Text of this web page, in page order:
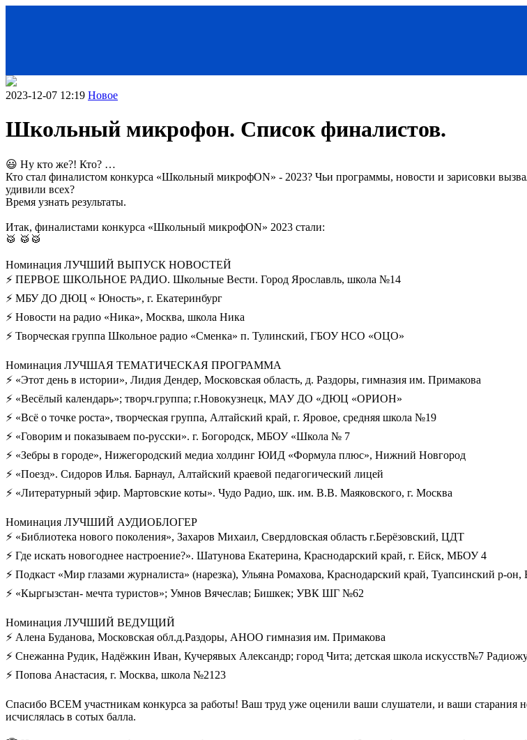
< Назад
2023-12-07 12:19 Новое
Школьный микрофон. Список финалистов.
😃 Ну кто же?! Кто? …
Кто стал финалистом конкурса «Школьный микрофON» - 2023? Чьи программы, новости и зарисовки
удивили всех?
Время узнать результаты.
Итак, финалистами конкурса «Школьный микрофON» 2023 стали:
🥁 🥁🥁
Номинация ЛУЧШИЙ ВЫПУСК НОВОСТЕЙ
⚡ ПЕРВОЕ ШКОЛЬНОЕ РАДИО. Школьные Вести. Город Ярославль, школа №14
⚡ МБУ ДО ДЮЦ « Юность», г. Екатеринбург
⚡ Новости на радио «Ника», Москва, школа Ника
⚡ Творческая группа Школьное радио «Сменка» п. Тулинский, ГБОУ НСО «ОЦО»
Номинация ЛУЧШАЯ ТЕМАТИЧЕСКАЯ ПРОГРАММА
⚡ «Этот день в истории», Лидия Дендер, Московская область, д. Раздоры, гимназия им. Примакова
⚡ «Весёлый календарь»; творч.группа; г.Новокузнецк, МАУ ДО «ДЮЦ «ОРИОН»
⚡ «Всё о точке роста», творческая группа, Алтайский край, г. Яровое, средняя школа №19
⚡ «Говорим и показываем по-русски». г. Богородск, МБОУ «Школа № 7
⚡ «Зебры в городе», Нижегородский медиа холдинг ЮИД «Формула плюс», Нижний Новгород
⚡ «Поезд». Сидоров Илья. Барнаул, Алтайский краевой педагогический лицей
⚡ «Литературный эфир. Мартовские коты». Чудо Радио, шк. им. В.В. Маяковского, г. Москва
Номинация ЛУЧШИЙ АУДИОБЛОГЕР
⚡ «Библиотека нового поколения», Захаров Михаил, Свердловская область г.Берёзовский, ЦДТ
⚡ Где искать новогоднее настроение?». Шатунова Екатерина, Краснодарский край, г. Ейск, МБОУ 4
⚡ Подкаст «Мир глазами журналиста» (нарезка), Ульяна Ромахова, Краснодарский край, Туапсинский р-
⚡ «Кыргызстан- мечта туристов»; Умнов Вячеслав; Бишкек; УВК ШГ №62
Номинация ЛУЧШИЙ ВЕДУЩИЙ
⚡ Алена Буданова, Московская обл.д.Раздоры, АНОО гимназия им. Примакова
⚡ Снежанна Рудик, Надёжкин Иван, Кучерявых Александр; город Чита; детская школа искусств№7
⚡ Попова Анастасия, г. Москва, школа №2123
Спасибо ВСЕМ участникам конкурса за работы! Ваш труд уже оценили ваши слушатели, и ваши старания
исчислялась в сотых балла.